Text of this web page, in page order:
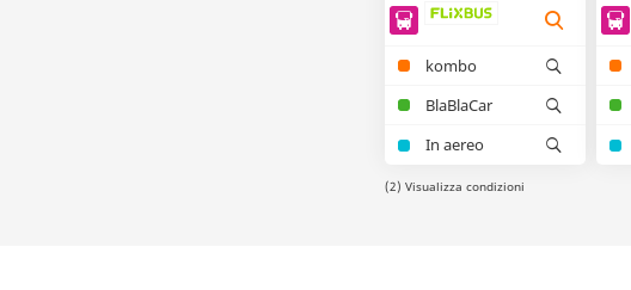
kombo
BlaBlaCar
In aereo
(2) Visualizza condizioni